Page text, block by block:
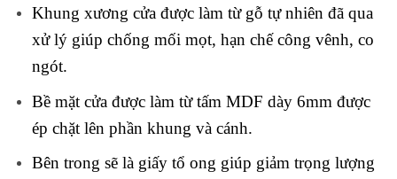
Khung xương cửa được làm từ gỗ tự nhiên đã qua
xử lý giúp chống mối mọt, hạn chế công vênh, co
ngót.
Bề mặt cửa được làm từ tấm MDF dày 6mm được
ép chặt lên phần khung và cánh.
Bên trong sẽ là giấy tổ ong giúp giảm trọng lượng